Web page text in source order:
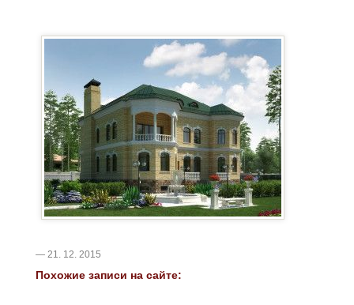
— 21. 12. 2015
Похожие записи на сайте: